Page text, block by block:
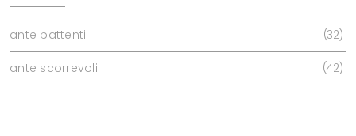
ante battenti 32
ante scorrevoli 42